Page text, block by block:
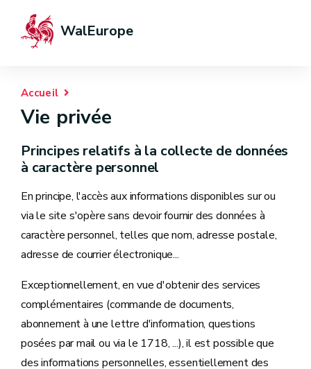
WalEurope
Accueil
Vie privée
Principes relatifs à la collecte de données
à caractère personnel
En principe, l'accès aux informations disponibles sur ou
via le site s'opère sans devoir fournir des données à
caractère personnel, telles que nom, adresse postale,
adresse de courrier électronique...
Exceptionnellement, en vue d'obtenir des services
complémentaires (commande de documents,
abonnement à une lettre d'information, questions
posées par mail ou via le 1718, ...), il est possible que
des informations personnelles, essentiellement des